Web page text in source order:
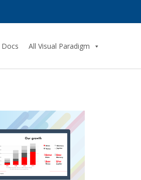
Docs All Visual Paradigm